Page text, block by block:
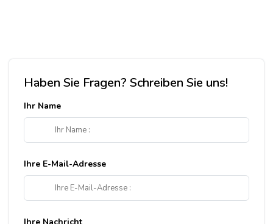
Haben Sie Fragen? Schreiben Sie uns!
Ihr Name
Ihre E-Mail-Adresse